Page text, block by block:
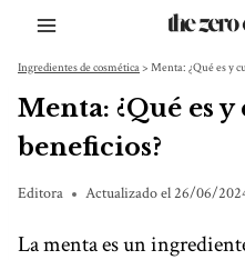
Saltar
contenido
Ingredientes de cosmética> Menta: ¿Qué es y
Menta: ¿Qué es y
beneficios?
Editora Actualizado el26/06/
La menta es un